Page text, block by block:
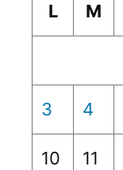
L
M
3 4
10 11